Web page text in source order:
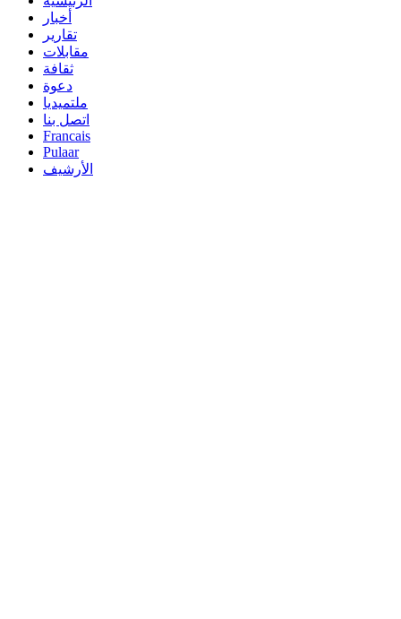
أخبار
تقارير
مقابلات
ثقافة
دعوة
ملتميديا
اتصل بنا
Francais
Pulaar
الأرشيف